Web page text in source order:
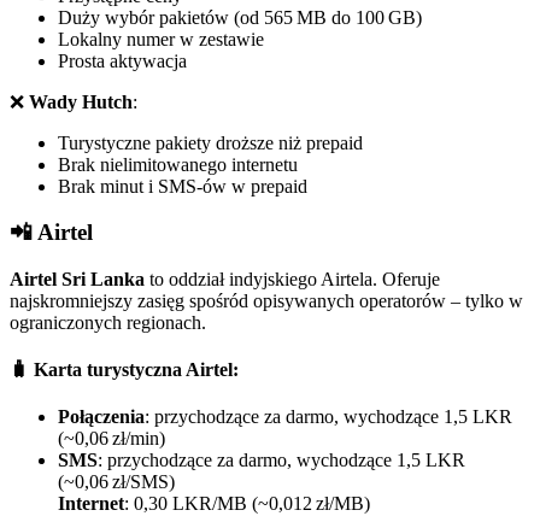
Duży wybór pakietów (od 565 MB do 100 GB)
Lokalny numer w zestawie
Prosta aktywacja
❌ Wady Hutch:
Turystyczne pakiety droższe niż prepaid
Brak nielimitowanego internetu
Brak minut i SMS-ów w prepaid
📲 Airtel
Airtel Sri Lanka to oddział indyjskiego Airtela. Oferuje
najskromniejszy zasięg spośród opisywanych operatorów – tylko w
ograniczonych regionach.
🧳 Karta turystyczna Airtel:
Połączenia: przychodzące za darmo, wychodzące 1,5 LKR
(~0,06 zł/min)
SMS: przychodzące za darmo, wychodzące 1,5 LKR
(~0,06 zł/SMS)
Internet: 0,30 LKR/MB (~0,012 zł/MB)